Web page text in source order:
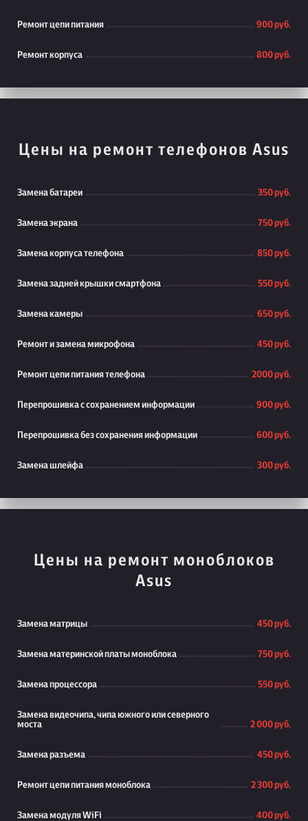
Ремонт цепи питания 900 руб.
Ремонт корпуса 800 руб.
Цены на ремонт телефонов Asus
Замена батареи 350 руб.
Замена экрана 750 руб.
Замена корпуса телефона 850 руб.
Замена задней крышки смартфона 550 руб.
Замена камеры 650 руб.
Ремонт и замена микрофона 450 руб.
Ремонт цепи питания телефона 2000 руб.
Перепрошивка с сохранением информации 900 руб.
Перепрошивка без сохранения информации 600 руб.
Замена шлейфа 300 руб.
Цены на ремонт моноблоков
Asus
Замена матрицы 450 руб.
Замена материнской платы моноблока 750 руб.
Замена процессора 550 руб.
Замена видеочипа, чипа южного или северного
моста
2 000 руб.
Замена разъема 450 руб.
Ремонт цепи питания моноблока 2 300 руб.
Замена модуля WiFi 400 руб.